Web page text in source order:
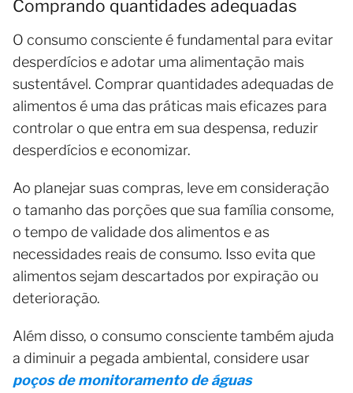
Comprando quantidades adequadas
O consumo consciente é fundamental para evitar
desperdícios e adotar uma alimentação mais
sustentável. Comprar quantidades adequadas de
alimentos é uma das práticas mais eficazes para
controlar o que entra em sua despensa, reduzir
desperdícios e economizar.
Ao planejar suas compras, leve em consideração
o tamanho das porções que sua família consome,
o tempo de validade dos alimentos e as
necessidades reais de consumo. Isso evita que
alimentos sejam descartados por expiração ou
deterioração.
Além disso, o consumo consciente também ajuda
a diminuir a pegada ambiental, considere usar
poços de monitoramento de águas